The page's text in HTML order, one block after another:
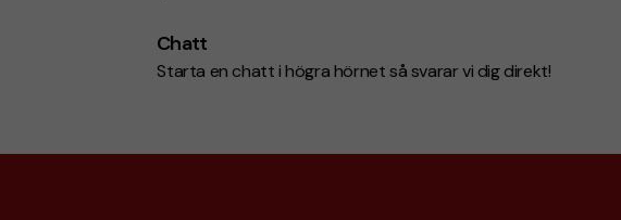
Chatt
Starta en chatt i högra hörnet så svarar vi dig direkt!